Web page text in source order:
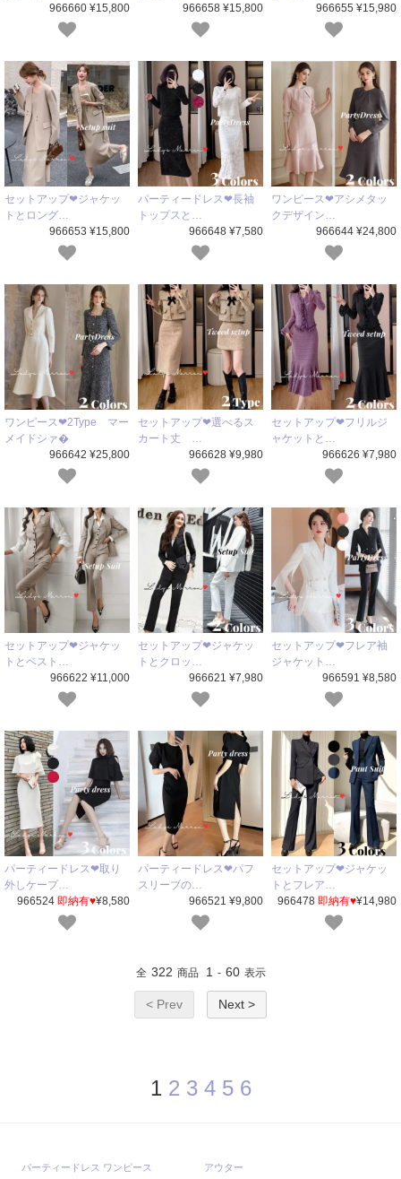
966660 ¥15,800
966658 ¥15,800
966655 ¥15,980
セットアップ❤ジャケッ
トとロング…
966653 ¥15,800
パーティードレス❤長袖
トップスと…
966648 ¥7,580
ワンピース❤アシメタッ
クデザイン…
966644 ¥24,800
ワンピース❤2Type マー
メイドシァ�
966642 ¥25,800
セットアップ❤選べるス
カート丈 …
966628 ¥9,980
セットアップ❤フリルジ
ャケットと…
966626 ¥7,980
セットアップ❤ジャケッ
トとベスト…
966622 ¥11,000
セットアップ❤ジャケッ
トとクロッ…
966621 ¥7,980
セットアップ❤フレア袖
ジャケット…
966591 ¥8,580
パーティードレス❤取り
外しケープ…
966524即納有♥¥8,580
パーティードレス❤パフ
スリーブの…
966521 ¥9,800
セットアップ❤ジャケッ
トとフレア…
966478 即納有♥¥14,980
全 322 商品 1 - 60 表示
< Prev Next >
1 2 3 4 5 6
パーティードレス ワンピース アウター